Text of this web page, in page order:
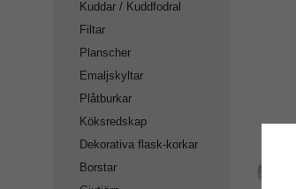
Kuddar / Kuddfodral
Filtar
Planscher
Emaljskyltar
Plåtburkar
Köksredskap
Dekorativa flask-korkar
Borstar